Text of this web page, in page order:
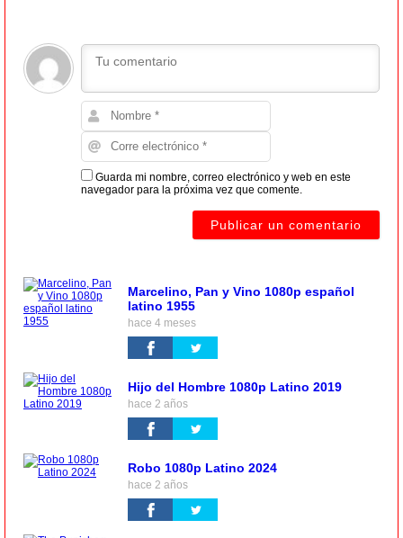
Guarda mi nombre, correo electrónico y web en este
navegador para la próxima vez que comente.
Marcelino, Pan y Vino 1080p español
latino 1955
hace 4 meses
Hijo del Hombre 1080p Latino 2019
hace 2 años
Robo 1080p Latino 2024
hace 2 años